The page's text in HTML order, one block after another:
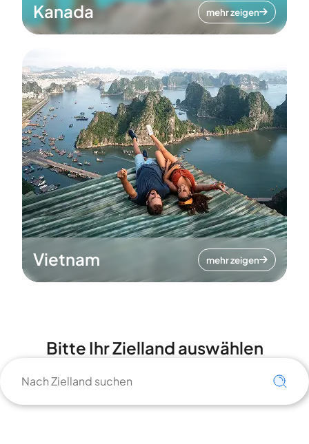
Kanada mehr zeigen
Vietnam mehr zeigen
Bitte Ihr Zielland auswählen